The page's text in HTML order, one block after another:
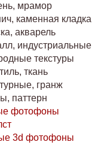
мрамор
каменная кладка
акварель
индустриальные
текстуры
ткань
гранж
паттерн
фотофоны
3d фотофоны